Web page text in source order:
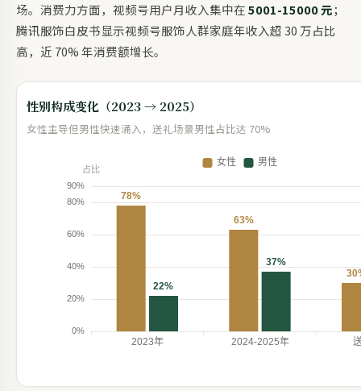
场。消费力方面，视频号用户月收入集中在5001-15000 元；
腾讯服饰白皮书显示视频号服饰人群家庭年收入超 30 万占比
高，近 70% 年消费额增长。
性别构成变化（2023 → 2025）
女性主导但男性快速涌入，送礼场景男性占比达 70%